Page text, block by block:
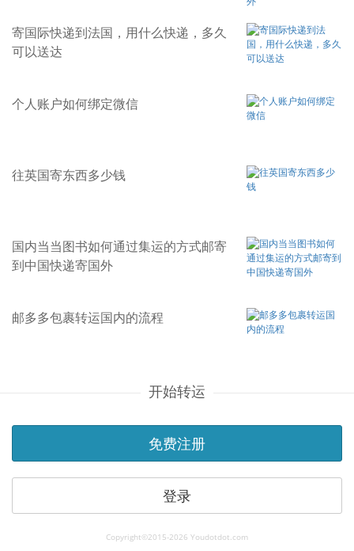
寄国际快递到法国，用什么快递，多久
可以送达
个人账户如何绑定微信
往英国寄东西多少钱
国内当当图书如何通过集运的方式邮寄
到中国快递寄国外
邮多多包裹转运国内的流程
开始转运
免费注册
登录
Copyright©2015-2026 Youdotdot.com